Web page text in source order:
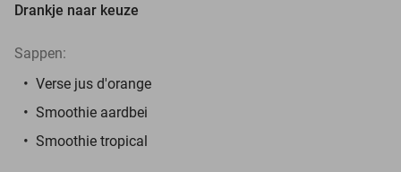
Drankje naar keuze
Sappen:
Verse jus d'orange
Smoothie aardbei
Smoothie tropical